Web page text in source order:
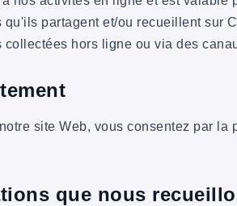
qu'ils partagent et/ou recueillent sur
collectées hors ligne ou via des
site Web, vous consentez par
que nous